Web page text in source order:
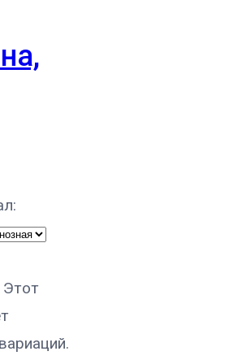
Этот